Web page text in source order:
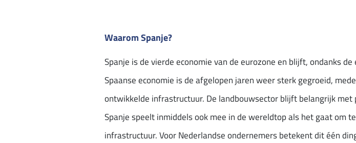
Waarom Spanje?
Spanje is de vierde economie van de eurozone en blijft, ondanks
Spaanse economie is de afgelopen jaren weer sterk gegroeid,
ontwikkelde infrastructuur. De landbouwsector blijft belangrijk
Spanje speelt inmiddels ook mee in de wereldtop als het gaat om
infrastructuur. Voor Nederlandse ondernemers betekent dit één